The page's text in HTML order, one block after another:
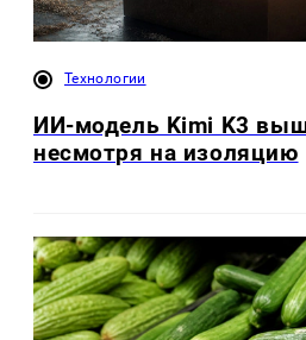
Технологии
ИИ-модель Kimi K3
несмотря на изоляцию